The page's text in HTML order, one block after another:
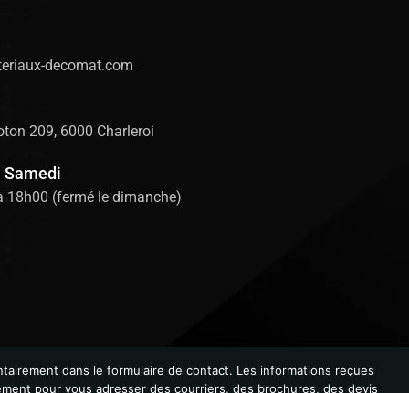
decomat.com
209, 6000 Charleroi
Samedi
18h00 (fermé le dimanche)
dans le formulaire de contact. Les informations reçues
pour vous adresser des courriers, des brochures, des devis